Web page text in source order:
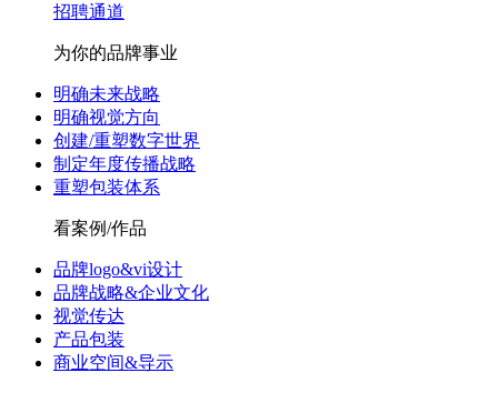
招聘通道
为你的品牌事业
明确未来战略
明确视觉方向
创建/重塑数字世界
制定年度传播战略
重塑包装体系
看案例/作品
品牌logo&vi设计
品牌战略&企业文化
视觉传达
产品包装
商业空间&导示